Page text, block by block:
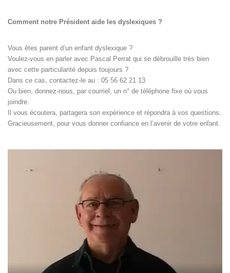
Comment notre Président aide les dyslexiques ?
Vous êtes parent d’un enfant dyslexique ?
Voulez-vous en parler avec Pascal Perrat qui se débrouille très bien
avec cette particularité depuis toujours ?
Dans ce cas, contactez-le au : 05 56 62 21 13
Ou bien, donnez-nous, par courriel, un n° de téléphone fixe où vous
joindre.
Il vous écoutera, partagera son expérience et répondra à vos questions.
Gracieusement, pour vous donner confiance en l’avenir de votre enfant.